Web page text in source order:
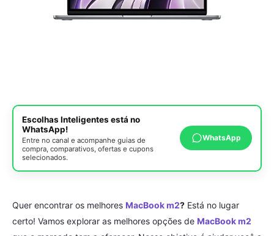
Escolhas Inteligentes está no
WhatsApp!
Entre no canal e acompanhe guias de
compra, comparativos, ofertas e cupons
selecionados.
WhatsApp
Quer encontrar os melhores MacBook m2? Está no lugar
certo! Vamos explorar as melhores opções de MacBook m2